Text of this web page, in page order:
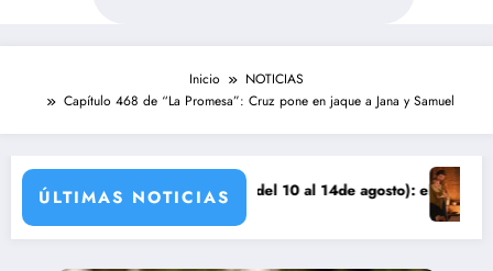
Inicio
NOTICIAS
Capítulo 468 de “La Promesa”: Cruz pone en jaque a Jana y Samuel
ÚLTIMAS NOTICIAS
‘SUEÑOS DE LIBERTAD’ (del 10 al 14de agosto): el secreto de Tasio
Avance